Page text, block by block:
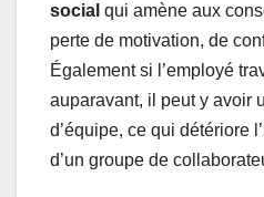
social qui amène aux
perte de motivation, de
Également si l’employé
auparavant, il peut y avoir
d’équipe, ce qui détériore
d’un groupe de